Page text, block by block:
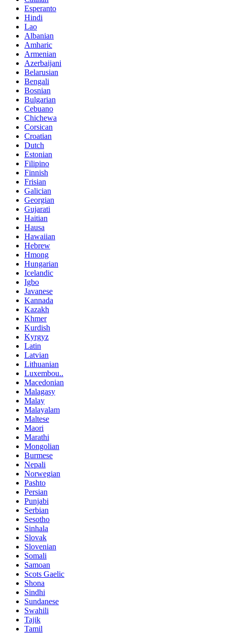
Esperanto
Hindi
Lao
Albanian
Amharic
Armenian
Azerbaijani
Belarusian
Bengali
Bosnian
Bulgarian
Cebuano
Chichewa
Corsican
Croatian
Dutch
Estonian
Filipino
Finnish
Frisian
Galician
Georgian
Gujarati
Haitian
Hausa
Hawaiian
Hebrew
Hmong
Hungarian
Icelandic
Igbo
Javanese
Kannada
Kazakh
Khmer
Kurdish
Kyrgyz
Latin
Latvian
Lithuanian
Luxembou..
Macedonian
Malagasy
Malay
Malayalam
Maltese
Maori
Marathi
Mongolian
Burmese
Nepali
Norwegian
Pashto
Persian
Punjabi
Serbian
Sesotho
Sinhala
Slovak
Slovenian
Somali
Samoan
Scots Gaelic
Shona
Sindhi
Sundanese
Swahili
Tajik
Tamil